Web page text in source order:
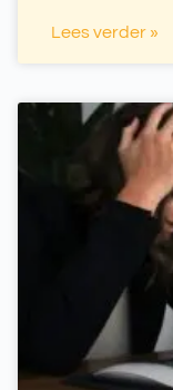
Lees verder »